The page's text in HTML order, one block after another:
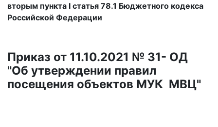
вторым пункта I статья 78.1 Бюджетного кодекса
Российской Федерации
Приказ от 11.10.2021 № 31- ОД
"Об утверждении правил
посещения объектов МУК МВЦ"